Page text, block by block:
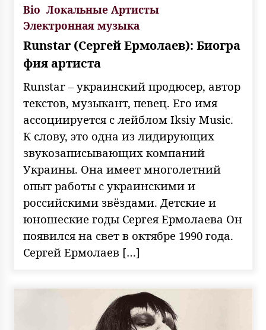
Bio Локальные Артисты
Электронная музыка
Runstar (Сергей Ермолаев): Биогра
фия артиста
Runstar – украинский продюсер, автор
текстов, музыкант, певец. Его имя
ассоциируется с лейблом Iksiy Music.
К слову, это одна из лидирующих
звукозаписывающих компаний
Украины. Она имеет многолетний
опыт работы с украинскими и
российскими звёздами. Детские и
юношеские годы Сергея Ермолаева Он
появился на свет в октябре 1990 года.
Сергей Ермолаев […]